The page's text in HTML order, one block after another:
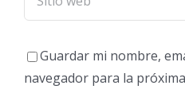
Guardar mi nombre,
navegador para la